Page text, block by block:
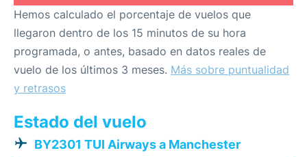
Hemos calculado el porcentaje de vuelos que
llegaron dentro de los 15 minutos de su hora
programada, o antes, basado en datos reales de
vuelo de los últimos 3 meses. Más sobre puntualidad
y retrasos
Estado del vuelo
BY2301 TUI Airways a Manchester